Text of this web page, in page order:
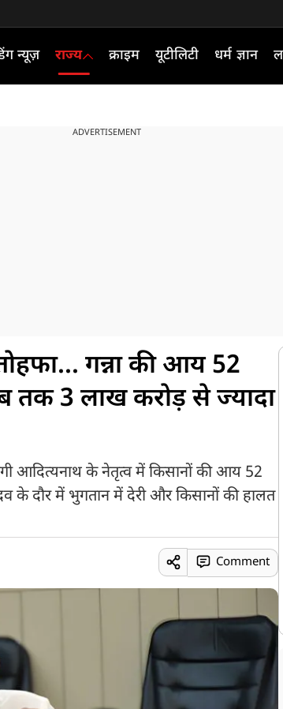
न्यूज़ राज्य क्राइम यूटीलिटी धर्म ज्ञान
ADVERTISEMENT
गन्ना की आय 52
3 लाख करोड़ से ज्यादा
आदित्यनाथ के नेतृत्व में किसानों की आय 52
दौर में भुगतान में देरी और किसानों की हालत
Comment